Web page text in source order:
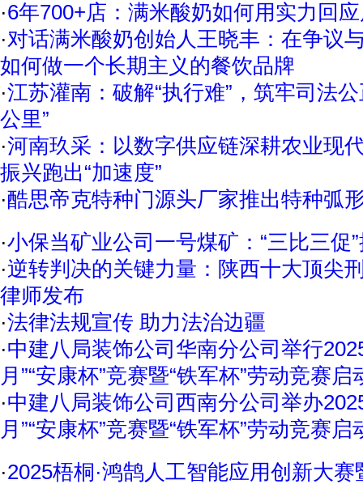
·6年700+店：满米酸奶如何用实力回
·对话满米酸奶创始人王晓丰：在争议
如何做一个长期主义的餐饮品牌
·江苏灌南：破解“执行难”，筑牢司法
公里”
·河南玖采：以数字供应链深耕农业现
振兴跑出“加速度”
·酷思帝克特种门源头厂家推出特种弧
·小保当矿业公司一号煤矿：“三比三促
·逆转判决的关键力量：陕西十大顶尖
律师发布
·法律法规宣传 助力法治边疆
·中建八局装饰公司华南分公司举行
月”“安康杯”竞赛暨“铁军杯”劳动竞赛启
·中建八局装饰公司西南分公司举办
月”“安康杯”竞赛暨“铁军杯”劳动竞赛启
·2025梧桐·鸿鹄人工智能应用创新大